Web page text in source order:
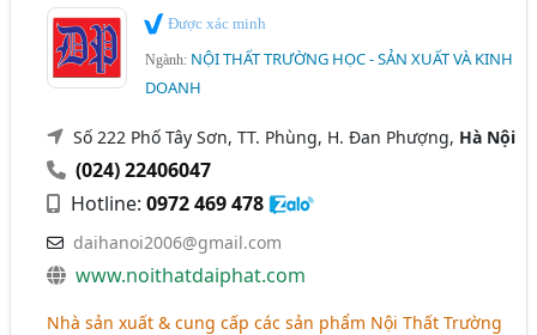
Được xác minh
Ngành: NỘI THẤT TRƯỜNG HỌC - SẢN XUẤT VÀ KINH
DOANH
Số 222 Phố Tây Sơn, TT. Phùng, H. Đan Phượng, Hà Nội
(024) 22406047
Hotline:0972 469 478
daihanoi2006@gmail.com
www.noithatdaiphat.com
Nhà sản xuất & cung cấp các sản phẩm Nội Thất Trường